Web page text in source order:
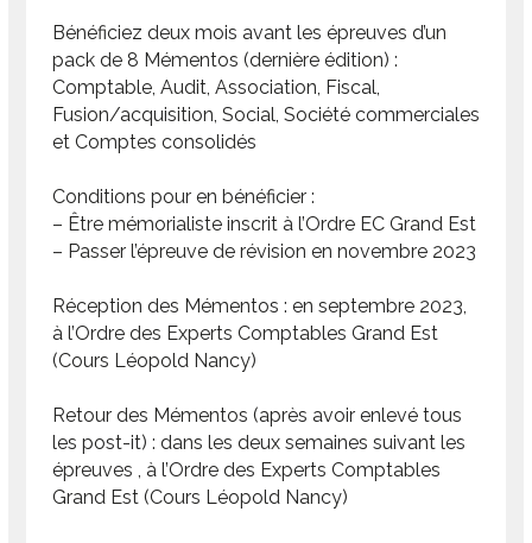
Bénéficiez deux mois avant les épreuves d’un
pack de 8 Mémentos (dernière édition) :
Comptable, Audit, Association, Fiscal,
Fusion/acquisition, Social, Société commerciales
et Comptes consolidés
Conditions pour en bénéficier :
– Être mémorialiste inscrit à l’Ordre EC Grand Est
– Passer l’épreuve de révision en novembre 2023
Réception des Mémentos : en septembre 2023,
à l’Ordre des Experts Comptables Grand Est
(Cours Léopold Nancy)
Retour des Mémentos (après avoir enlevé tous
les post-it) : dans les deux semaines suivant les
épreuves , à l’Ordre des Experts Comptables
Grand Est (Cours Léopold Nancy)